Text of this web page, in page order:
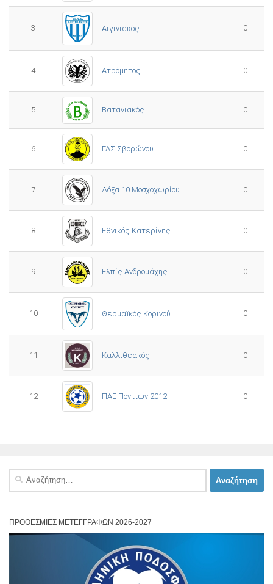
3 Αιγινιακός 0
4 Ατρόμητος 0
5 Βατανιακός 0
6 ΓΑΣ Σβορώνου 0
7 Δόξα 10 Μοσχοχωρίου 0
8 Εθνικός Κατερίνης 0
9 Ελπίς Ανδρομάχης 0
10 Θερμαϊκός Κορινού 0
11 Καλλιθεακός 0
12 ΠΑΕ Ποντίων 2012 0
Αναζήτηση
ΠΡΟΘΕΣΜΊΕΣ ΜΕΤΕΓΓΡΑΦΏΝ 2026-2027